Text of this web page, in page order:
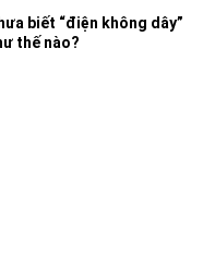
biết “điện không dây”
thế nào?